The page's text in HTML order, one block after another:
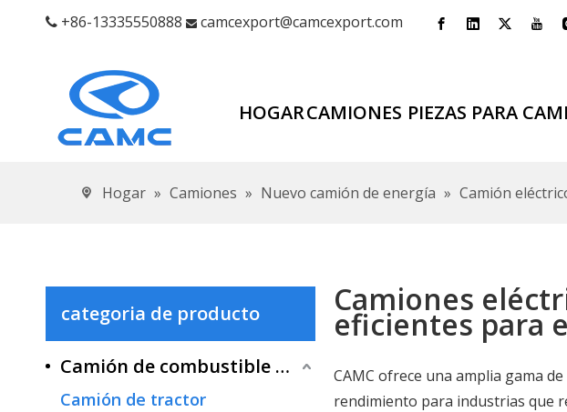
 +86-13335550888  camcexport@camcexport.com
HOGARCAMIONES PIEZAS PARA
Hogar » Camiones » Nuevo camión de energía » Camión
categoria de producto
Camión de combustible tradicional
Camión de tractor
Camiones
eficientes para
CAMC ofrece una amplia gama de
rendimiento para industrias que